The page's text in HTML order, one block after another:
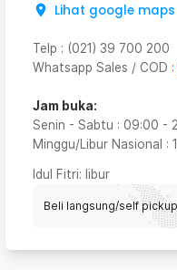
Lihat google maps
Telp : (021) 39 700 200
Whatsapp Sales / COD :
Jam buka:
Senin - Sabtu : 09:00 -
Minggu/Libur Nasional :
Idul Fitri: libur
Beli langsung/self